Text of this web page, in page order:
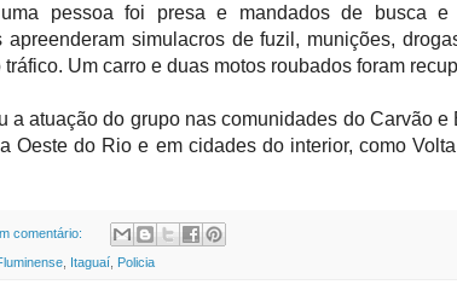
pessoa foi presa e mandados de busca e
apreenderam simulacros de fuzil, munições,
Um carro e duas motos roubados foram
a atuação do grupo nas comunidades do Carvão e
Oeste do Rio e em cidades do interior, como
comentário:
Itaguaí Policia